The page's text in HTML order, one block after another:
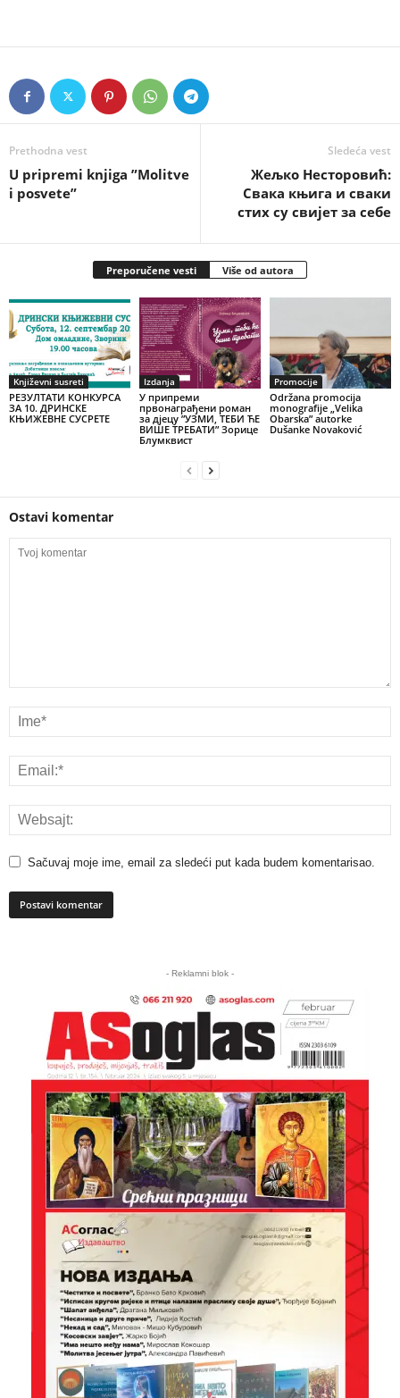
Prethodna vest
U pripremi knjiga ”Molitve
i posvete”
Sledeća vest
Жељко Несторовић:
Свака књига и сваки
стих су свијет за себе
Preporučene vesti Više od autora
Književni susreti
РЕЗУЛТАТИ КОНКУРСА
ЗА 10. ДРИНСКЕ
КЊИЖЕВНЕ СУСРЕТЕ
Izdanja
У припреми
првонаграђени роман
за дјецу ”УЗМИ, ТЕБИ ЋЕ
ВИШЕ ТРЕБАТИ” Зорице
Блумквист
Promocije
Održana promocija
monografije „Velika
Obarska” autorke
Dušanke Novaković
Ostavi komentar
Sačuvaj moje ime, email za sledeći put kada budem komentarisao.
- Reklamni blok -